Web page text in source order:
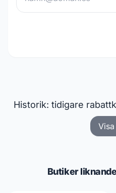
Historik: tidigare
Butiker